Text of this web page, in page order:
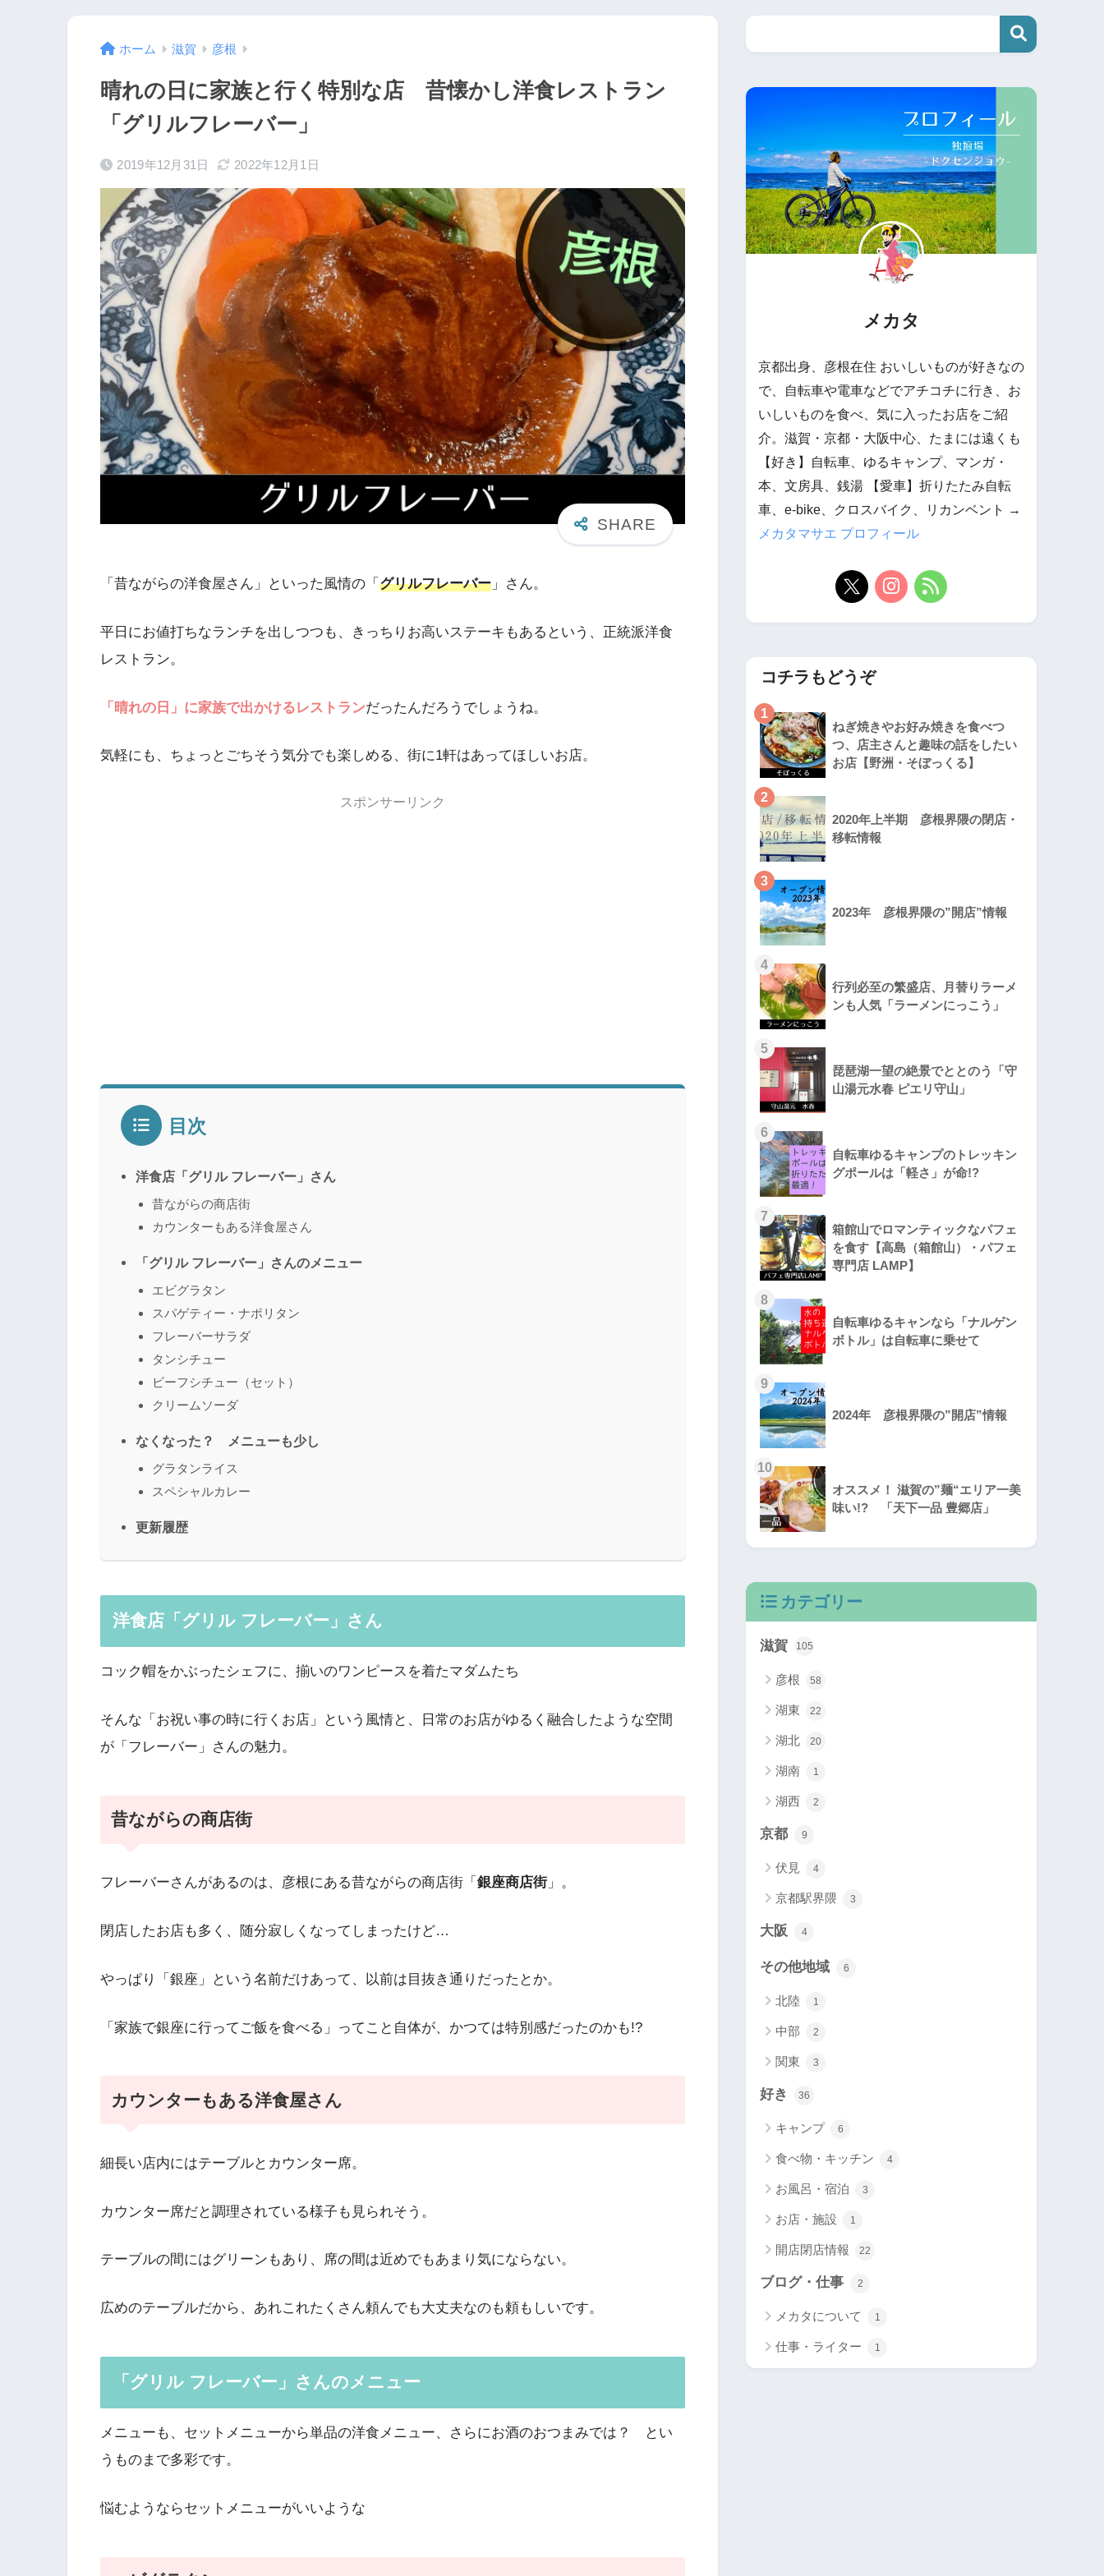
ホーム 滋賀 彦根
晴れの日に家族と行く特別な店 昔懐かし洋食レストラン
「グリルフレーバー」
2019年12月31日 2022年12月1日
「昔ながらの洋食屋さん」といった風情の「 グリルフレーバー 」さん。
平日にお値打ちなランチを出しつつも、きっちりお高いステーキもあるという、正統派洋食
レストラン。
「晴れの日」に家族で出かけるレストランだったんだろうでしょうね。
気軽にも、ちょっとごちそう気分でも楽しめる、街に1軒はあってほしいお店。
スポンサーリンク
目次
洋食店「グリル フレーバー」さん
昔ながらの商店街
カウンターもある洋食屋さん
「グリル フレーバー」さんのメニュー
エビグラタン
スパゲティー・ナポリタン
フレーバーサラダ
タンシチュー
ビーフシチュー（セット）
クリームソーダ
なくなった？ メニューも少し
グラタンライス
スペシャルカレー
更新履歴
洋食店「グリル フレーバー」さん
コック帽をかぶったシェフに、揃いのワンピースを着たマダムたち
そんな「お祝い事の時に行くお店」という風情と、日常のお店がゆるく融合したような空間
が「フレーバー」さんの魅力。
昔ながらの商店街
フレーバーさんがあるのは、彦根にある昔ながらの商店街「 銀座商店街 」。
閉店したお店も多く、随分寂しくなってしまったけど…
やっぱり「銀座」という名前だけあって、以前は目抜き通りだったとか。
「家族で銀座に行ってご飯を食べる」ってこと自体が、かつては特別感だったのかも!?
カウンターもある洋食屋さん
細長い店内にはテーブルとカウンター席。
カウンター席だと調理されている様子も見られそう。
テーブルの間にはグリーンもあり、席の間は近めでもあまり気にならない。
広めのテーブルだから、あれこれたくさん頼んでも大丈夫なのも頼もしいです。
「グリル フレーバー」さんのメニュー
メニューも、セットメニューから単品の洋食メニュー、さらにお酒のおつまみでは？ とい
うものまで多彩です。
悩むようならセットメニューがいいような
メカタ
京都出身、彦根在住 おいしいものが好きなの
で、自転車や電車などでアチコチに行き、お
いしいものを食べ、気に入ったお店をご紹
介。滋賀・京都・大阪中心、たまには遠くも
【好き】自転車、ゆるキャンプ、マンガ・
本、文房具、銭湯 【愛車】折りたたみ自転
車、e-bike、クロスバイク、リカンベント →
メカタマサエ プロフィール
コチラもどうぞ
1
ねぎ焼きやお好み焼きを食べつ
つ、店主さんと趣味の話をしたい
お店【野洲・そぼっくる】
2
2020年上半期 彦根界隈の閉店・
移転情報
3
2023年 彦根界隈の”開店”情報
4
行列必至の繁盛店、月替りラーメ
ンも人気「ラーメンにっこう」
5
琵琶湖一望の絶景でととのう「守
山湯元水春 ピエリ守山」
6
自転車ゆるキャンプのトレッキン
グポールは「軽さ」が命!?
7
箱館山でロマンティックなパフェ
を食す【高島（箱館山）・パフェ
専門店 LAMP】
8
自転車ゆるキャンなら「ナルゲン
ボトル」は自転車に乗せて
9
2024年 彦根界隈の”開店”情報
10
オススメ！ 滋賀の”麺“エリア一美
味い!? 「天下一品 豊郷店」
カテゴリー
滋賀 105
彦根 58
湖東 22
湖北 20
湖南 1
湖西 2
京都 9
伏見 4
京都駅界隈 3
大阪 4
その他地域 6
北陸 1
中部 2
関東 3
好き 36
キャンプ 6
食べ物・キッチン 4
お風呂・宿泊 3
お店・施設 1
開店閉店情報 22
ブログ・仕事 2
メカタについて 1
仕事・ライター 1